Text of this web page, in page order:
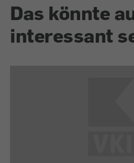
Das könnte
interessant